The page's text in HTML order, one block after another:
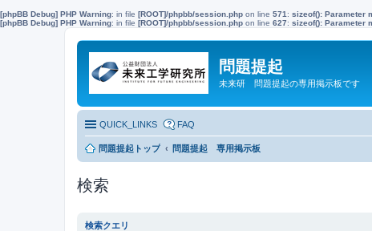
[phpBB Debug] PHP Warning: in file [ROOT]/phpbb/session.php on line 571 : sizeof(): Parameter
[phpBB Debug] PHP Warning: in file [ROOT]/phpbb/session.php on line 627: sizeof(): Parameter
問題提起
未来研 問題提起の専用掲示板です
QUICK_LINKS FAQ
問題提起トップ 問題提起 専用掲示板
検索
検索クエリ